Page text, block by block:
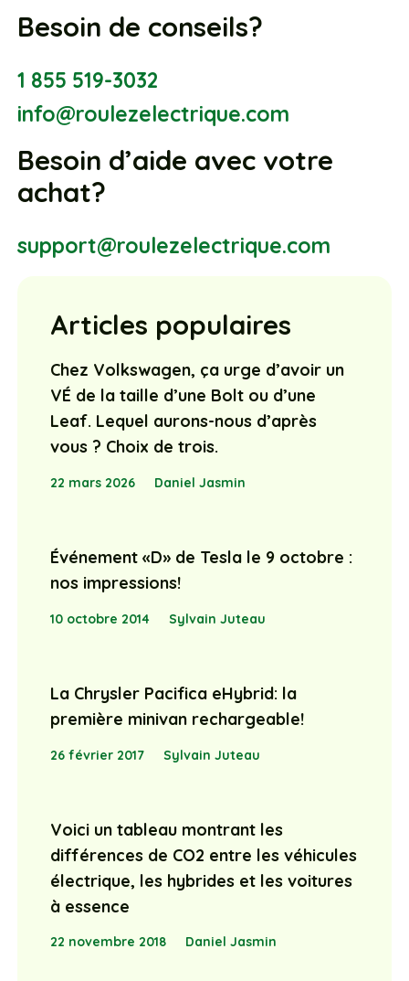
Besoin de conseils?
1 855 519-3032
info@roulezelectrique.com
Besoin d’aide avec votre
achat?
support@roulezelectrique.com
Articles populaires
Chez Volkswagen, ça urge d’avoir un
VÉ de la taille d’une Bolt ou d’une
Leaf. Lequel aurons-nous d’après
vous ? Choix de trois.
22 mars 2026 Daniel Jasmin
Événement «D» de Tesla le 9 octobre :
nos impressions!
10 octobre 2014 Sylvain Juteau
La Chrysler Pacifica eHybrid: la
première minivan rechargeable!
26 février 2017 Sylvain Juteau
Voici un tableau montrant les
différences de CO2 entre les véhicules
électrique, les hybrides et les voitures
à essence
22 novembre 2018 Daniel Jasmin